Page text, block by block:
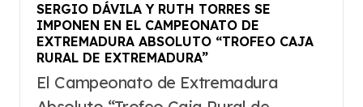
SERGIO DÁVILA Y RUTH TORRES SE
IMPONEN EN EL CAMPEONATO DE
EXTREMADURA ABSOLUTO “TROFEO CAJA
RURAL DE EXTREMADURA”
El Campeonato de Extremadura